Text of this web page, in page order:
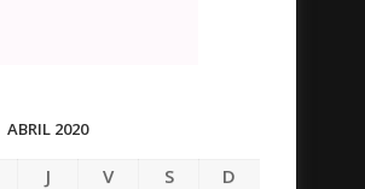
ABRIL 2020
J V S
D